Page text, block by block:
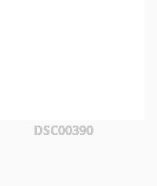
DSC00390